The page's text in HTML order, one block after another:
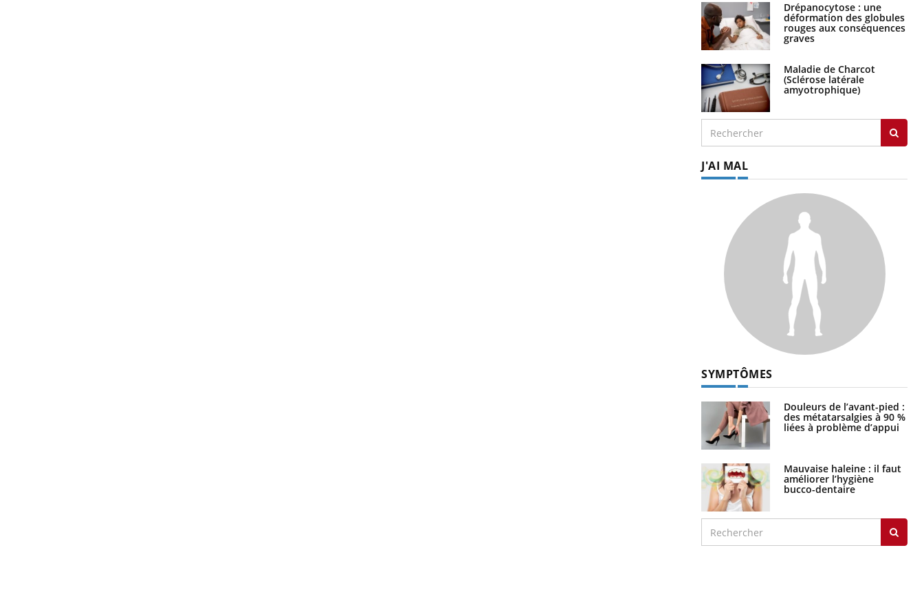
Drépanocytose : une
déformation des globules
rouges aux conséquences
graves
Maladie de Charcot
(Sclérose latérale
amyotrophique)
J'AI MAL
SYMPTÔMES
Douleurs de l’avant-pied :
des métatarsalgies à 90 %
liées à problème d’appui
Mauvaise haleine : il faut
améliorer l’hygiène
bucco-dentaire